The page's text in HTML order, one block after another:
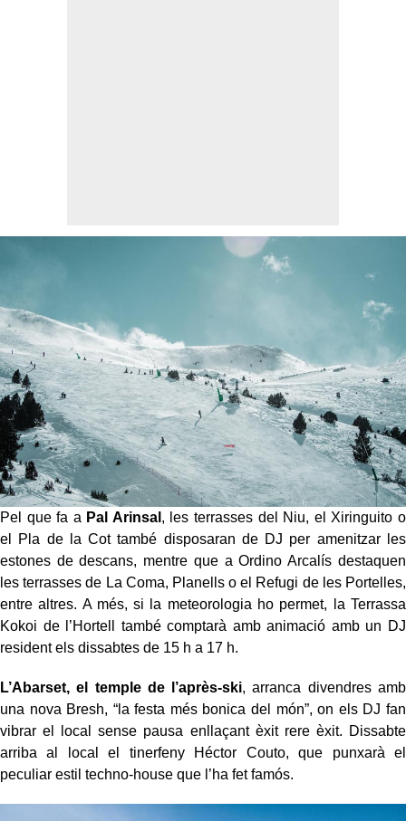
Pel que fa a Pal Arinsal , les terrasses del Niu, el Xiringuito o
el Pla de la Cot també disposaran de DJ per amenitzar les
estones de descans, mentre que a Ordino Arcalís destaquen
les terrasses de La Coma, Planells o el Refugi de les Portelles,
entre altres. A més, si la meteorologia ho permet, la Terrassa
Kokoi de l’Hortell també comptarà amb animació amb un DJ
resident els dissabtes de 15 h a 17 h.
L’Abarset, el temple de l’après-ski, arranca divendres amb
una nova Bresh, “la festa més bonica del món”, on els DJ fan
vibrar el local sense pausa enllaçant èxit rere èxit. Dissabte
arriba al local el tinerfeny Héctor Couto, que punxarà el
peculiar estil techno-house que l’ha fet famós.